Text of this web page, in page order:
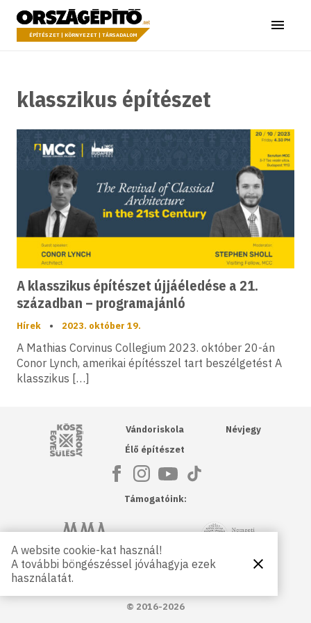
a tartalomhoz
Országépítő
ÉPÍTÉSZET | KÖRNYEZET | TÁRSADALOM Menü
klasszikus építészet
A klasszikus építészet újjáéledése a 21.
században – programajánló
Hírek • 2023. október 19.
A Mathias Corvinus Collegium 2023. október 20-án
Conor Lynch, amerikai építésszel tart beszélgetést A
klasszikus […]
Kós Károly Egyesülés
Vándoriskola
Élő építészet
Névjegy
Támogatóink:
Magyar Művészeti Akadémia NKA
Petőfi Kulturális Ügynökség
© 2016-2026
A website cookie-kat használ!
A további böngészéssel jóváhagyja ezek
használatát.
Bezárás